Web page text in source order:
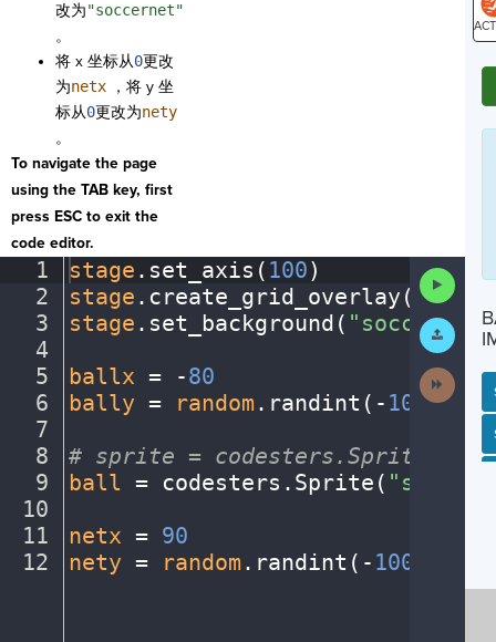
改为"soccernet"
。
将 x 坐标从0更改
为netx ，将 y 坐
标从0更改为nety
。
To navigate the page
using the TAB key, first
press ESC to exit the
code editor.
1
2
3
4
5
6
7
8
9
10
11
12
stage . set_axis( 100)
stage . create_grid_overlay( 10,·
stage . set_background(
ballx = -80
bally = random . randint( - 100,100 )
# sprite =
ball = codesters . Sprite(
netx = 90
nety = random . randint( - 100
Code
Submit
Work
Activity